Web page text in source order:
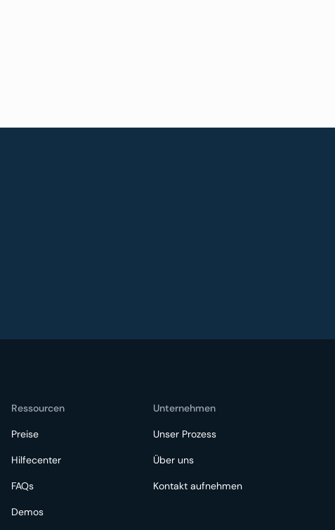
Ressourcen
Preise
Hilfecenter
FAQs
Demos
Unternehmen
Unser Prozess
Über uns
Kontakt aufnehmen